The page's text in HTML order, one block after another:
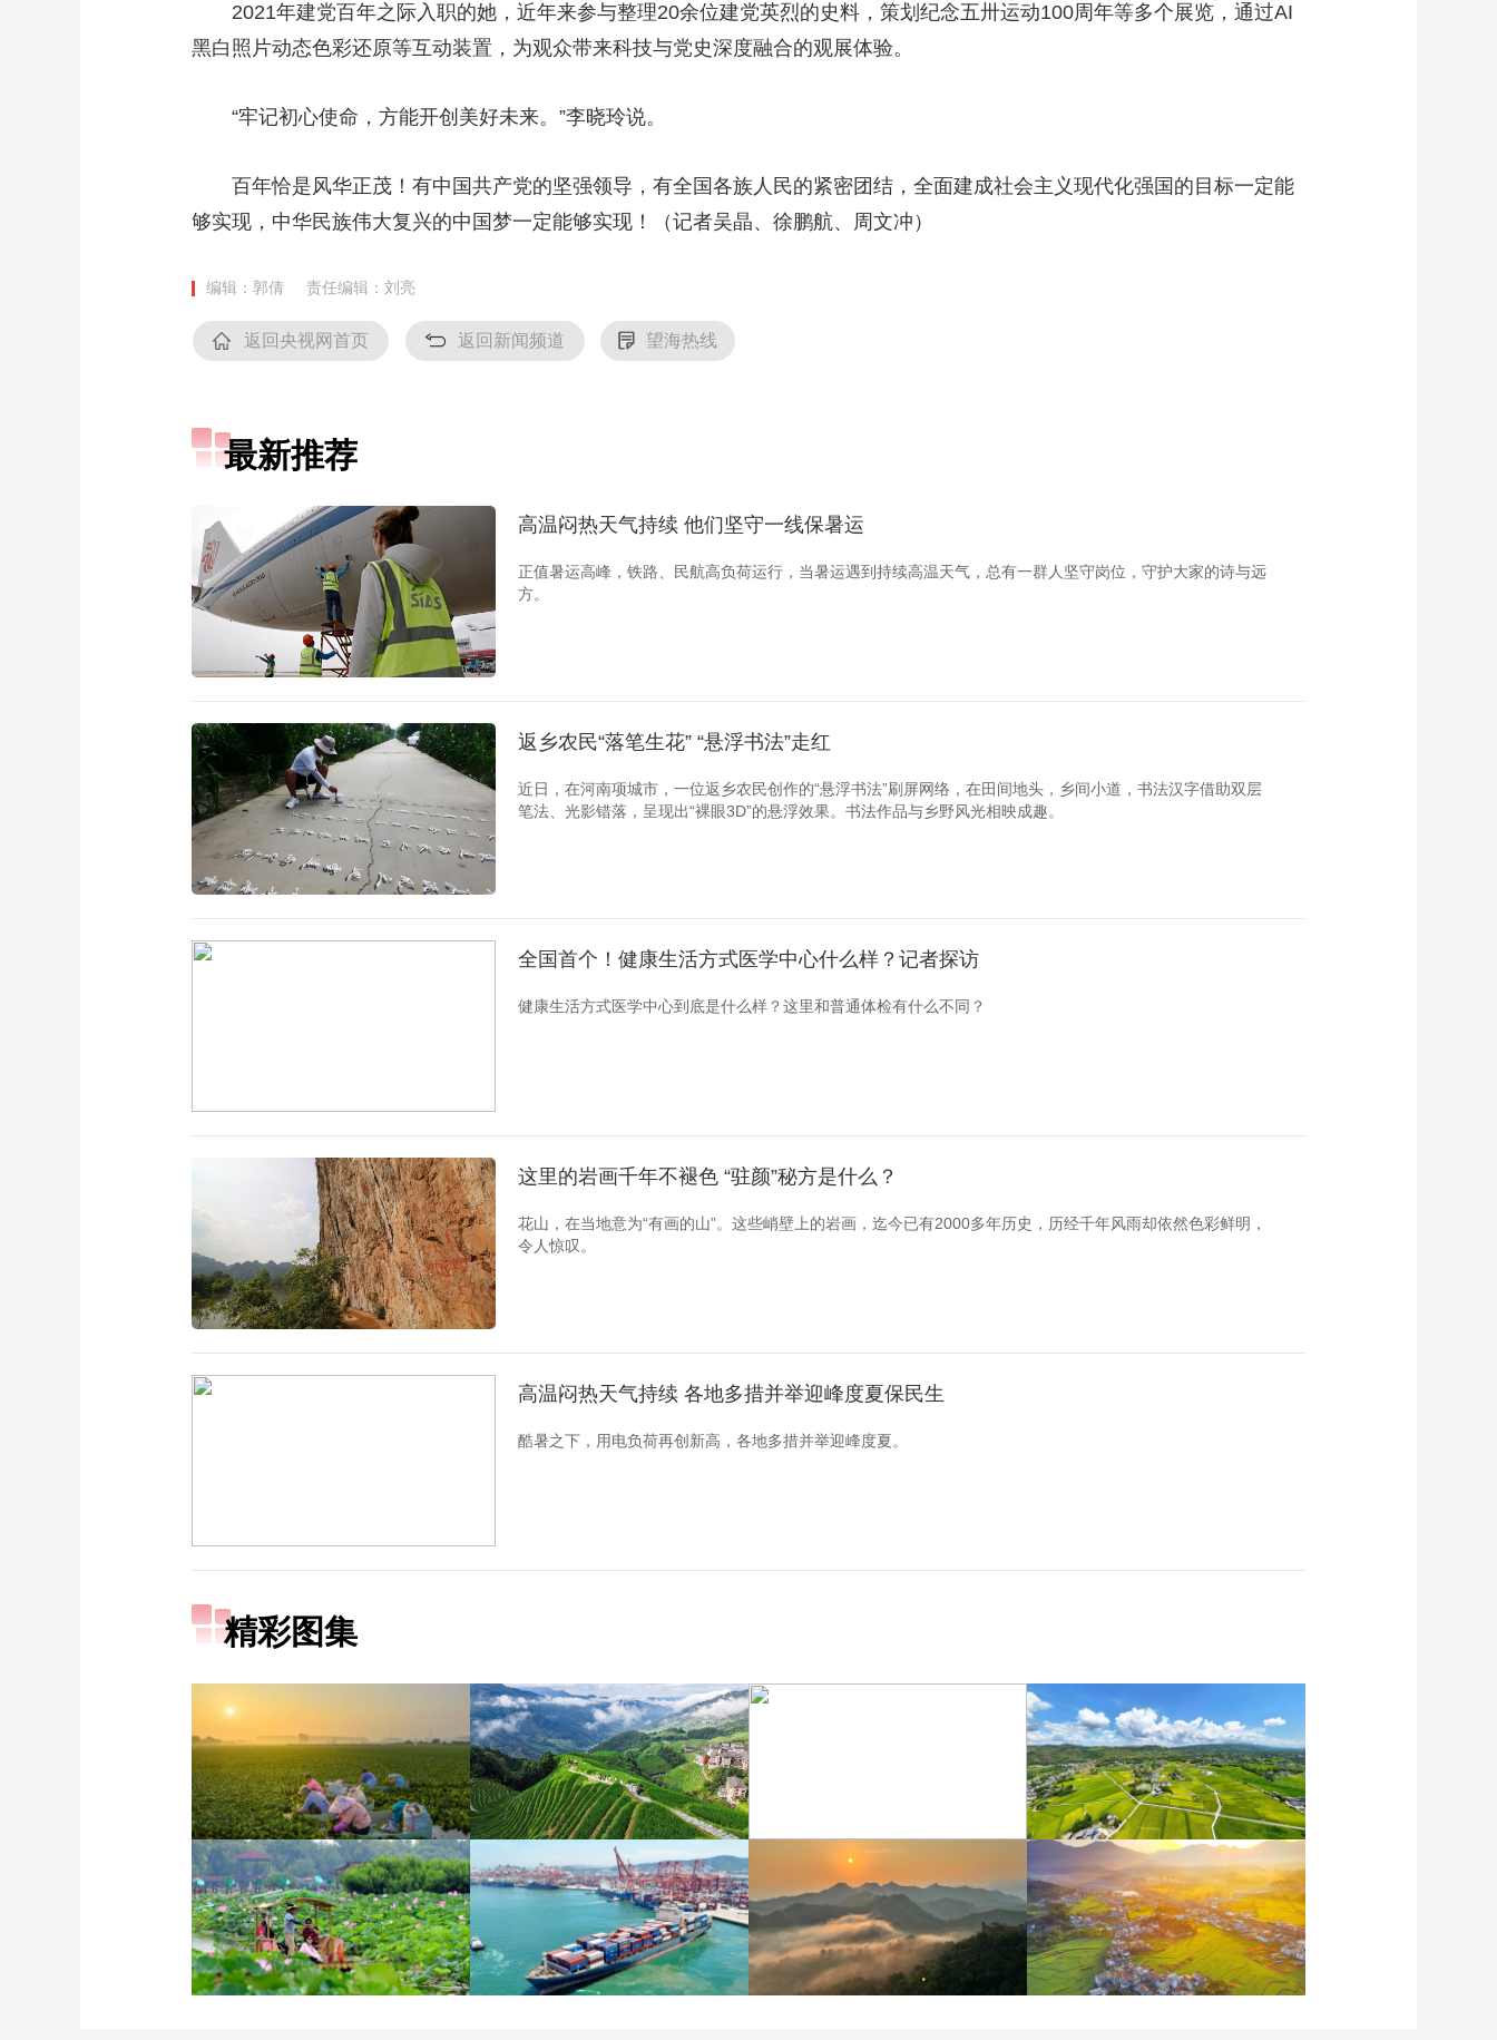
2021年建党百年之际入职的她，近年来参与整理20余位建党英烈的史料，策划纪念五卅运动100周年等多个展览，通过AI
黑白照片动态色彩还原等互动装置，为观众带来科技与党史深度融合的观展体验。
“牢记初心使命，方能开创美好未来。”李晓玲说。
百年恰是风华正茂！有中国共产党的坚强领导，有全国各族人民的紧密团结，全面建成社会主义现代化强国的目标一定能
够实现，中华民族伟大复兴的中国梦一定能够实现！（记者吴晶、徐鹏航、周文冲）
编辑：郭倩 责任编辑：刘亮
返回央视网首页 返回新闻频道 望海热线
最新推荐
高温闷热天气持续 他们坚守一线保暑运
正值暑运高峰，铁路、民航高负荷运行，当暑运遇到持续高温天气，总有一群人坚守岗位，守护大家的诗与远
方。
返乡农民“落笔生花” “悬浮书法”走红
近日，在河南项城市，一位返乡农民创作的“悬浮书法”刷屏网络，在田间地头，乡间小道，书法汉字借助双层
笔法、光影错落，呈现出“裸眼3D”的悬浮效果。书法作品与乡野风光相映成趣。
全国首个！健康生活方式医学中心什么样？记者探访
健康生活方式医学中心到底是什么样？这里和普通体检有什么不同？
这里的岩画千年不褪色 “驻颜”秘方是什么？
花山，在当地意为“有画的山”。这些峭壁上的岩画，迄今已有2000多年历史，历经千年风雨却依然色彩鲜明，
令人惊叹。
高温闷热天气持续 各地多措并举迎峰度夏保民生
酷暑之下，用电负荷再创新高，各地多措并举迎峰度夏。
精彩图集
立秋近 采菱忙 暑期出游 乐享美好时光
江苏泗洪：洪泽湖湿地白
鹭嬉戏
重庆梁平：优质水稻丰收
在望